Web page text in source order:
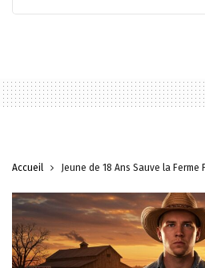
Accueil Jeune de 18 Ans Sauve la Ferme